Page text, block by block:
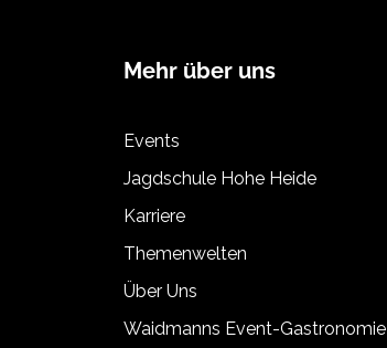
Mehr über uns
Events
Jagdschule Hohe Heide
Karriere
Themenwelten
Über Uns
Waidmanns Event-Gastronomie